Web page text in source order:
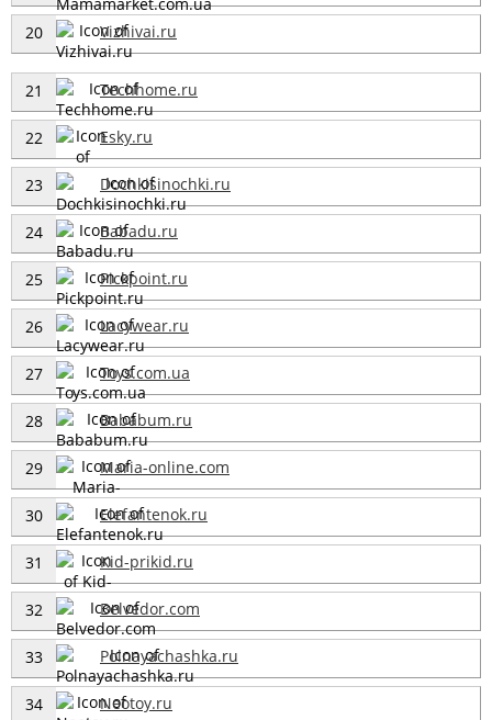
20 Vizhivai.ru
21 Techhome.ru
22 Esky.ru
23 Dochkisinochki.ru
24 Babadu.ru
25 Pickpoint.ru
26 Lacywear.ru
27 Toys.com.ua
28 Bababum.ru
29 Maria-online.com
30 Elefantenok.ru
31 Kid-prikid.ru
32 Belvedor.com
33 Polnayachashka.ru
34 Neotoy.ru